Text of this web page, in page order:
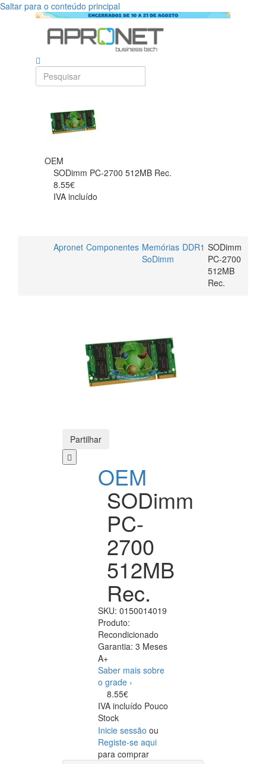
Saltar para o conteúdo principal
OEM
SODimm PC-2700 512MB Rec.
8.55€
IVA incluído
Apronet Componentes Memórias
SoDimm
DDR1 SODimm
PC-2700
512MB
Rec.
Partilhar
OEM
SODimm
PC-
2700
512MB
Rec.
SKU: 0150014019
Produto:
Recondicionado
Garantia: 3 Meses
A+
Saber mais sobre
o grade ›
8.55€
IVA incluído Pouco
Stock
Inicie sessão ou
Registe-se aqui
para comprar